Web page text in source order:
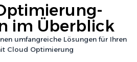
-
im Überblick
umfangreiche Lösungen für Ihren
Cloud Optimierung